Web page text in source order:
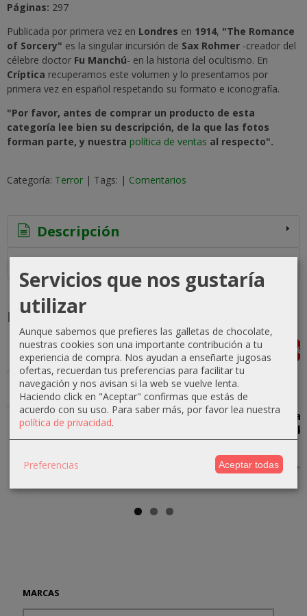
MARCAS
Páginas: 297
Publicada por primera vez en Londres en 1914, "The Romance
of Sorcery" es la singular incursión de Sax Rohmer -creador del
célebre doctor Fu Manchú- en la historia del ocultismo. En
Críptica recuperamos este volumen y lo presentamos por
primera vez en español respetando su formato e iconografía.
"Por favor, antes de comprar un producto de esta
categoría lee bien su descripción, de la que las fotos
forman parte, y nuestra política de ventas al respecto".
Categoría: Terror | Tags: | Comentarios
Descripción
Productos Relacionados
Agotado-5 %
Historia
General de
los Piratas
18,53 €
Agotado
Los Archivos
del doctor
Hesselius
Agotado
Los Gusanos
y otros...
40,00 €
-15 %
Las Hazañas
de Sherlock
Holmes
8,08 € 9,50 €
Servicios que nos gustaría
utilizar
Aunque sabemos que prefieres las galletas de chocolate,
nuestras cookies son una importante contribución a tu
experiencia de compra. Nos ayudan a enseñarte jugosas
ofertas, recuerdan tus preferencias para facilitar tu
navegación y nos avisan si la web se vuelve lenta.
Haciendo click en "Aceptar" confirmas que estás de
acuerdo con su uso. Para saber más, por favor lea nuestra
política de privacidad.
Preferencias Aceptar todas